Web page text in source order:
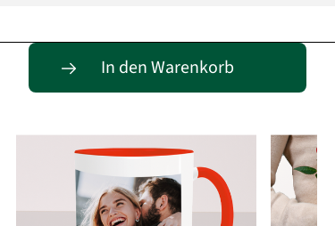
In den Warenkorb
Passende Alternativen